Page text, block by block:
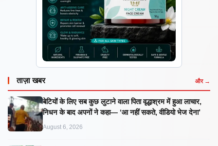
ताज़ा खबर और →
बेटियों के लिए सब कुछ लुटाने वाला पिता वृद्धाश्रम में हुआ लाचार,
निधन के बाद अपनों ने कहा— ‘आ नहीं सकते, वीडियो भेज देना’
August 6, 2026